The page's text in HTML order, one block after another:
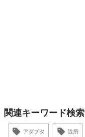
関連キーワード検索
アダプタ 近所